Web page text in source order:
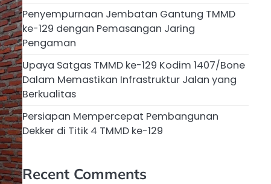
Penyempurnaan Jembatan Gantung TMMD
ke-129 dengan Pemasangan Jaring
Pengaman
Upaya Satgas TMMD ke-129 Kodim 1407/Bone
Dalam Memastikan Infrastruktur Jalan yang
Berkualitas
Persiapan Mempercepat Pembangunan
Dekker di Titik 4 TMMD ke-129
Recent Comments